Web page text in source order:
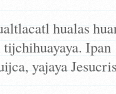
hualas
yajaya